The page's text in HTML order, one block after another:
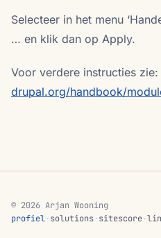
Selecteer in het menu
… en klik dan op Apply.
Voor verdere instructies zie:
drupal.org/handbook/
© 2026 Arjan Wooning
profiel·solutions·sitescore·